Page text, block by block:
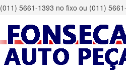
(011) 5661-1393 no fixo ou (011)